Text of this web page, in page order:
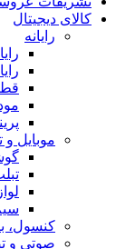
کالای دیجیتال
رایانه
موبایل و
کنسول،
صوتی و